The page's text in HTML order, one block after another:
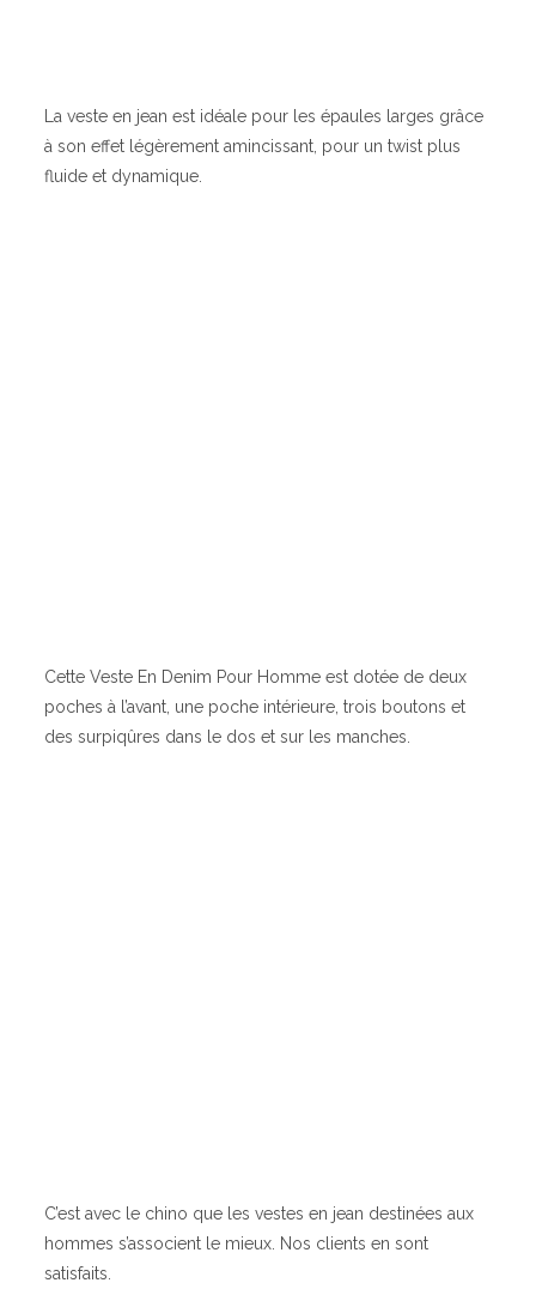
La veste en jean est idéale pour les épaules larges grâce
à son effet légèrement amincissant, pour un twist plus
fluide et dynamique.
Cette Veste En Denim Pour Homme est dotée de deux
poches à l’avant, une poche intérieure, trois boutons et
des surpiqûres dans le dos et sur les manches.
C’est avec le chino que les vestes en jean destinées aux
hommes s’associent le mieux. Nos clients en sont
satisfaits.